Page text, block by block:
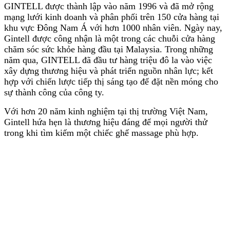
GINTELL được thành lập vào năm 1996 và đã mở rộng
mạng lưới kinh doanh và phân phối trên 150 cửa hàng tại
khu vực Đông Nam Á với hơn 1000 nhân viên. Ngày nay,
Gintell được công nhận là một trong các chuỗi cửa hàng
chăm sóc sức khỏe hàng đầu tại Malaysia. Trong những
năm qua, GINTELL đã đầu tư hàng triệu đô la vào việc
xây dựng thương hiệu và phát triển nguồn nhân lực; kết
hợp với chiến lược tiếp thị sáng tạo để đặt nền móng cho
sự thành công của công ty.
Với hơn 20 năm kinh nghiệm tại thị trường Việt Nam,
Gintell hứa hẹn là thương hiệu đáng để mọi người thử
trong khi tìm kiếm một chiếc ghế massage phù hợp.